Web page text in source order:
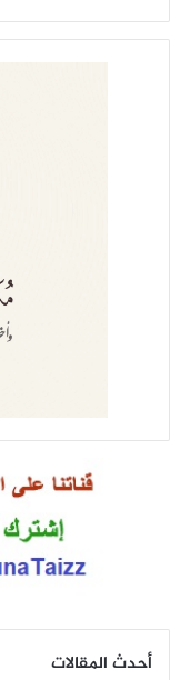
أحدث المقالات